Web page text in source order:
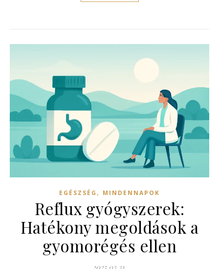
EGÉSZSÉG , MINDENNAPOK
Reflux gyógyszerek:
Hatékony megoldások a
gyomorégés ellen